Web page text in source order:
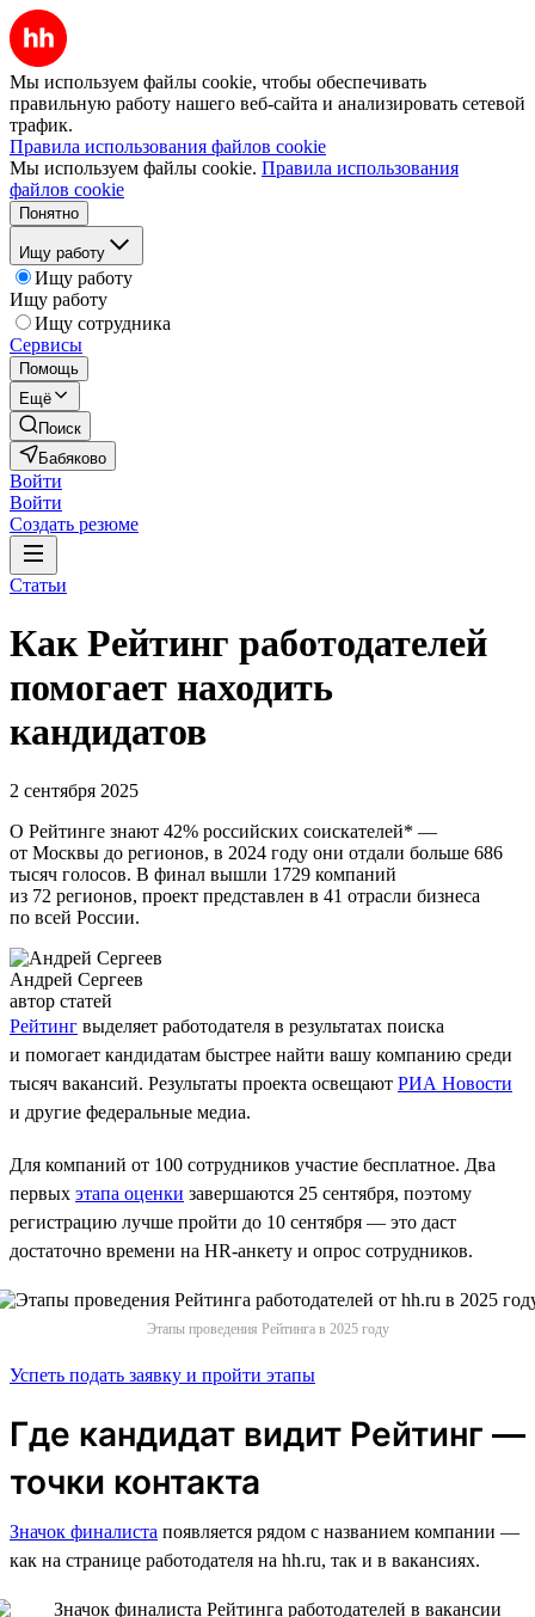
Мы используем файлы cookie, чтобы обеспечивать
правильную работу нашего веб-сайта и анализировать сетевой
трафик.
Правила использования файлов cookie
Мы используем файлы cookie. Правила использования
файлов cookie
Понятно
Ищу работу
Ищу работу
Ищу работу
Ищу сотрудника
Сервисы
Помощь
Ещё
Поиск
Бабяково
Войти
Войти
Создать резюме
Статьи
Как Рейтинг работодателей
помогает находить
кандидатов
2 сентября 2025
О Рейтинге знают 42% российских соискателей* —
от Москвы до регионов, в 2024 году они отдали больше 686
тысяч голосов. В финал вышли 1729 компаний
из 72 регионов, проект представлен в 41 отрасли бизнеса
по всей России.
Андрей Сергеев
автор статей
Рейтинг выделяет работодателя в результатах поиска
и помогает кандидатам быстрее найти вашу компанию среди
тысяч вакансий. Результаты проекта освещают РИА Новости
и другие федеральные медиа.
Для компаний от 100 сотрудников участие бесплатное. Два
первых этапа оценки завершаются 25 сентября, поэтому
регистрацию лучше пройти до 10 сентября — это даст
достаточно времени на HR-анкету и опрос сотрудников.
Этапы проведения Рейтинга в 2025 году
Успеть подать заявку и пройти этапы
Где кандидат видит Рейтинг —
точки контакта
Значок финалиста появляется рядом с названием компании —
как на странице работодателя на hh.ru, так и в вакансиях.